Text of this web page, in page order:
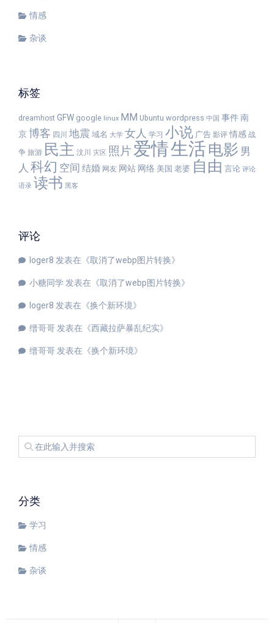
情感
杂谈
标签
dreamhost GFW google linux MM Ubuntu wordpress 中国 事件南
京博客 四川 地震 域名 大学 女人 学习 小说 广告 影评 情感 战
争 旅游 民主 汶川 灾区 照片 爱情生活 电影 男
人 科幻 空间 结婚 网友 网站 网络 美国 老婆 自由 言论 评论
语录 读书 黑客
评论
loger8 发表在《取消了webp图片转换》
小糖同学发表在《取消了webp图片转换》
loger8 发表在《换个新环境》
缙哥哥发表在《西藏拉萨暴乱纪实》
缙哥哥发表在《换个新环境》
分类
学习
情感
杂谈